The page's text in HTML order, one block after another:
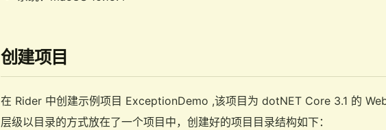
创建项目
在 Rider 中创建示例项目 ExceptionDemo ,该项目为 dotNET Core 3.1 的
层级以目录的方式放在了一个项目中，创建好的项目目录结构如下：